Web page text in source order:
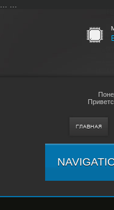
... ...
ГЛАВНАЯ